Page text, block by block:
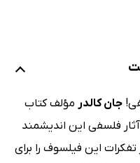
جان کالدر مؤلف کتاب
فلسفی این اندیشمند
این فیلسوف را برای